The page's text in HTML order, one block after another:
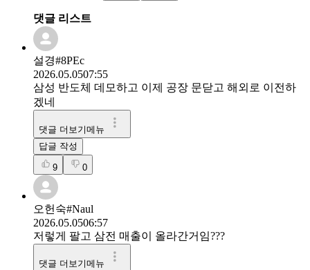
댓글 리스트
설경#8PEc
2026.05.0507:55
삼성 반도체 데모하고 이제 공장 문닫고 해외로 이전하
겠네
댓글 더보기메뉴
답글 작성
9 0
오헌숙#Naul
2026.05.0506:57
저렇게 팔고 삼전 매출이 올라간거임???
댓글 더보기메뉴